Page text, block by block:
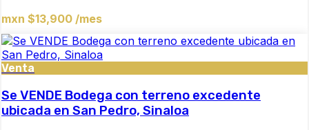
mxn $13,900 /mes
Venta
Se VENDE Bodega con terreno excedente
ubicada en San Pedro, Sinaloa